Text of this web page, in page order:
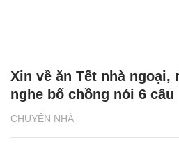
CHUYỆN NHÀ
Xin về ăn Tết nhà ngoại,
nghe bố chồng nói 6 câu